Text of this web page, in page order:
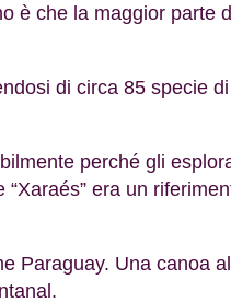
è che la maggior parte
di circa 85 specie
perché gli
era un
Paraguay. Una canoa